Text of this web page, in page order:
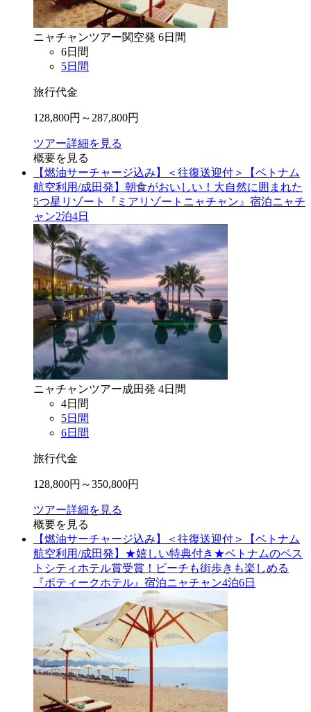
ニャチャンツアー関空発 6日間
6日間
5日間
旅行代金
128,800円～ 287,800円
ツアー詳細を見る
概要を見る
【燃油サーチャージ込み】＜往復送迎付＞【ベトナム
航空利用/成田発】朝食がおいしい！大自然に囲まれた
5つ星リゾート『ミアリゾートニャチャン』宿泊ニャチ
ャン2泊4日
ニャチャンツアー成田発 4日間
4日間
5日間
6日間
旅行代金
128,800円～350,800円
ツアー詳細を見る
概要を見る
【燃油サーチャージ込み】＜往復送迎付＞【ベトナム
航空利用/成田発】★嬉しい特典付き★ベトナムのベス
トシティホテル賞受賞！ビーチも街歩きも楽しめる
『ポティークホテル』宿泊ニャチャン4泊6日